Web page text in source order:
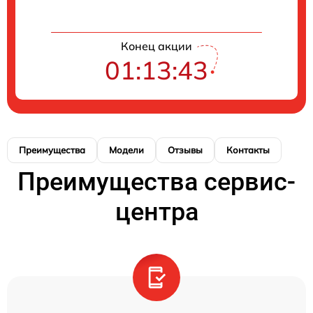
Конец акции
01:13:43
Преимущества Модели Отзывы Контакты
Преимущества сервис-
центра